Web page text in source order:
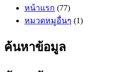
หน้าแรก (77)
หมวดหมูอื่นๆ (1)
ค้นหาข้อมูล